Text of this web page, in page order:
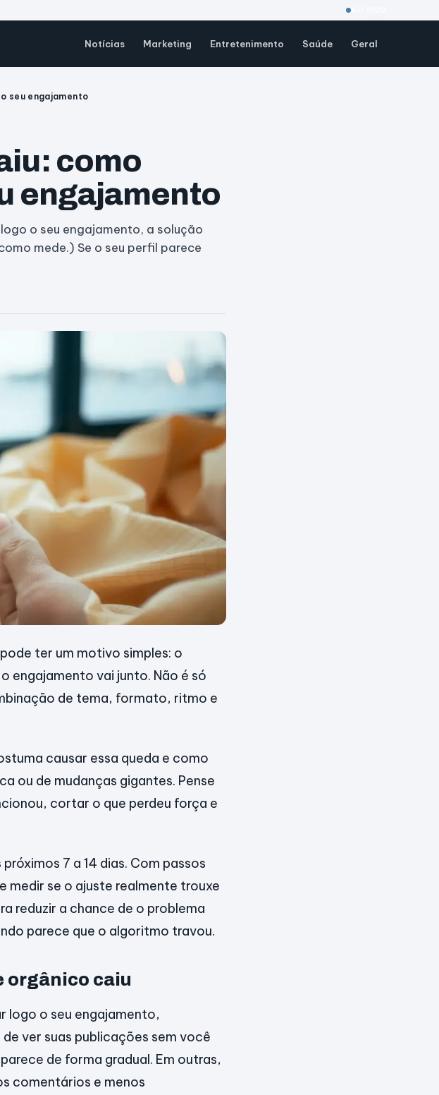
Notícias Marketing Entretenimento Saúde Geral
seu engajamento
como
engajamento
o seu engajamento, a solução
mede.) Se o seu perfil parece
ter um motivo simples: o
engajamento vai junto. Não é só
de tema, formato, ritmo e
causar essa queda e como
ou de mudanças gigantes. Pense
cortar o que perdeu força e
7 a 14 dias. Com passos
medir se o ajuste realmente trouxe
reduzir a chance de o problema
parece que o algoritmo travou.
orgânico caiu
logo o seu engajamento,
ver suas publicações sem você
de forma gradual. Em outras,
comentários e menos